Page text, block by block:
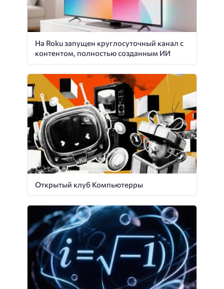
На Roku запущен круглосуточный канал с
контентом, полностью созданным ИИ
Открытый клуб Компьютерры